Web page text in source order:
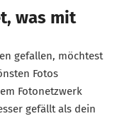
was mit
gefallen, möchtest
Fotos
Fotonetzwerk
gefällt als dein